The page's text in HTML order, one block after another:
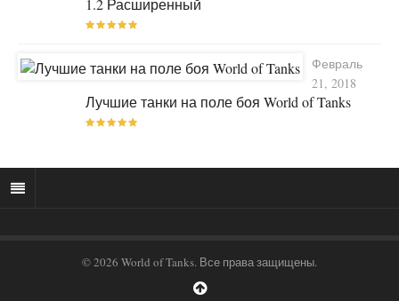
1.2 Расширенный
Февраль
21, 2018
Лучшие танки на поле боя World of Tanks
© 2026 World of Tanks. Все права защищены.